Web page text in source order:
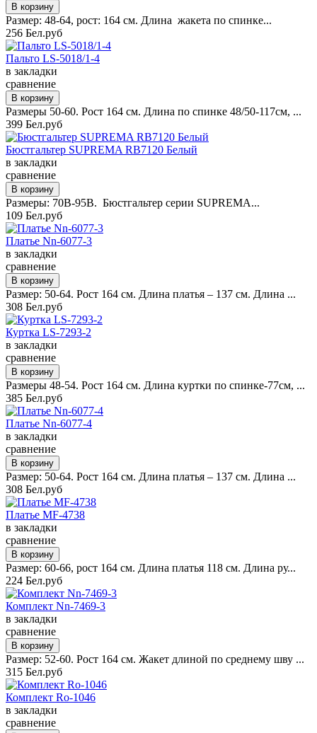
Размер: 48-64, рост: 164 см. Длина жакета по спинке...
256 Бел.руб
Пальто LS-5018/1-4
в закладки
сравнение
Размеры 50-60. Рост 164 см. Длина по спинке 48/50-117см, ...
399 Бел.руб
Бюстгальтер SUPREMA RB7120 Белый
в закладки
сравнение
Размеры: 70B-95B. Бюстгальтер серии SUPREMA...
109 Бел.руб
Платье Nn-6077-3
в закладки
сравнение
Размер: 50-64. Рост 164 см. Длина платья – 137 см. Длина ...
308 Бел.руб
Куртка LS-7293-2
в закладки
сравнение
Размеры 48-54. Рост 164 см. Длина куртки по спинке-77см, ...
385 Бел.руб
Платье Nn-6077-4
в закладки
сравнение
Размер: 50-64. Рост 164 см. Длина платья – 137 см. Длина ...
308 Бел.руб
Платье MF-4738
в закладки
сравнение
Размер: 60-66, рост 164 см. Длина платья 118 см. Длина ру...
224 Бел.руб
Комплект Nn-7469-3
в закладки
сравнение
Размер: 52-60. Рост 164 см. Жакет длиной по среднему шву ...
315 Бел.руб
Комплект Ro-1046
в закладки
сравнение